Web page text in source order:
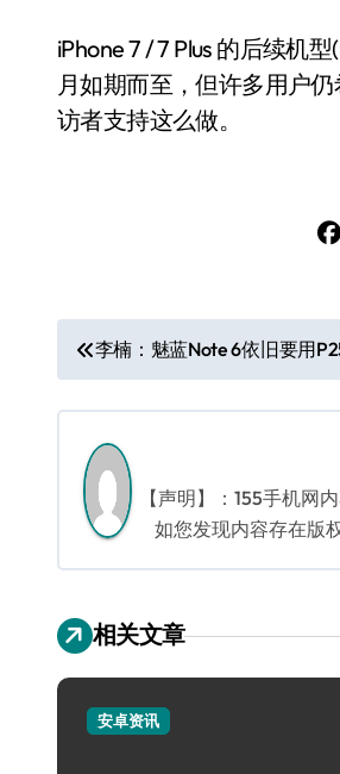
iPhone 7 / 7 Plus 的后续机
月如期而至，但许多用户
访者支持这么做。
文
章
导
航
李楠：魅蓝Note 6依旧要用
【声明】：155手机网
如您发现内容存在版
相关文章
安卓资讯